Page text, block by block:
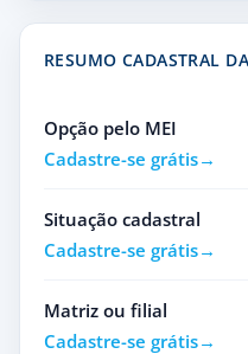
RESUMO CADASTRAL
Opção pelo MEI
Cadastre-se grátis
Situação cadastral
Cadastre-se grátis
Matriz ou filial
Cadastre-se grátis